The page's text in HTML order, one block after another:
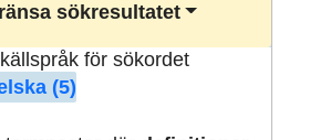
sökresultatet
för sökordet
(5)